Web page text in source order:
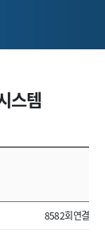
스템
8582회 연결